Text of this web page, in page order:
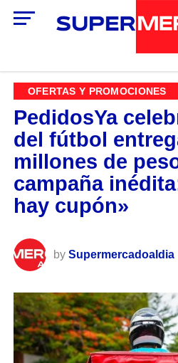
OFERTAS Y PROMOCIONES
PedidosYa
del fútbol
millones de
campaña
hay cupón»
by Supermercadoaldia